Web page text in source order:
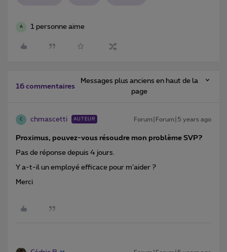
A 1 personne aime
16 commentaires
Messages plus anciens en haut de la
page
C chmascetti AUTEUR Forum|Forum|5 years ago
Proximus, pouvez-vous résoudre mon problème SVP?
Pas de réponse depuis 4 jours.
Y a-t-il un employé efficace pour m’aider ?
Merci